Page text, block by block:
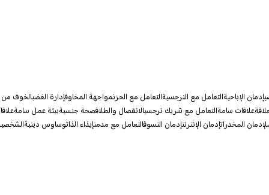
إدمان الإباحية التعامل مع النرجسية التعامل مع الحزنمواجهة المخاوفإدارة الغضبالخوف من
علاقات سامة التعامل مع شريك نرجسيالانفصال والطلاقصحة جنسيةبيئة عمل سامة
إدمان المخدراتإدمان الإنترنتإدمان التسوقالتعامل مع مدمنإيذاء الذاتوساوس دينية